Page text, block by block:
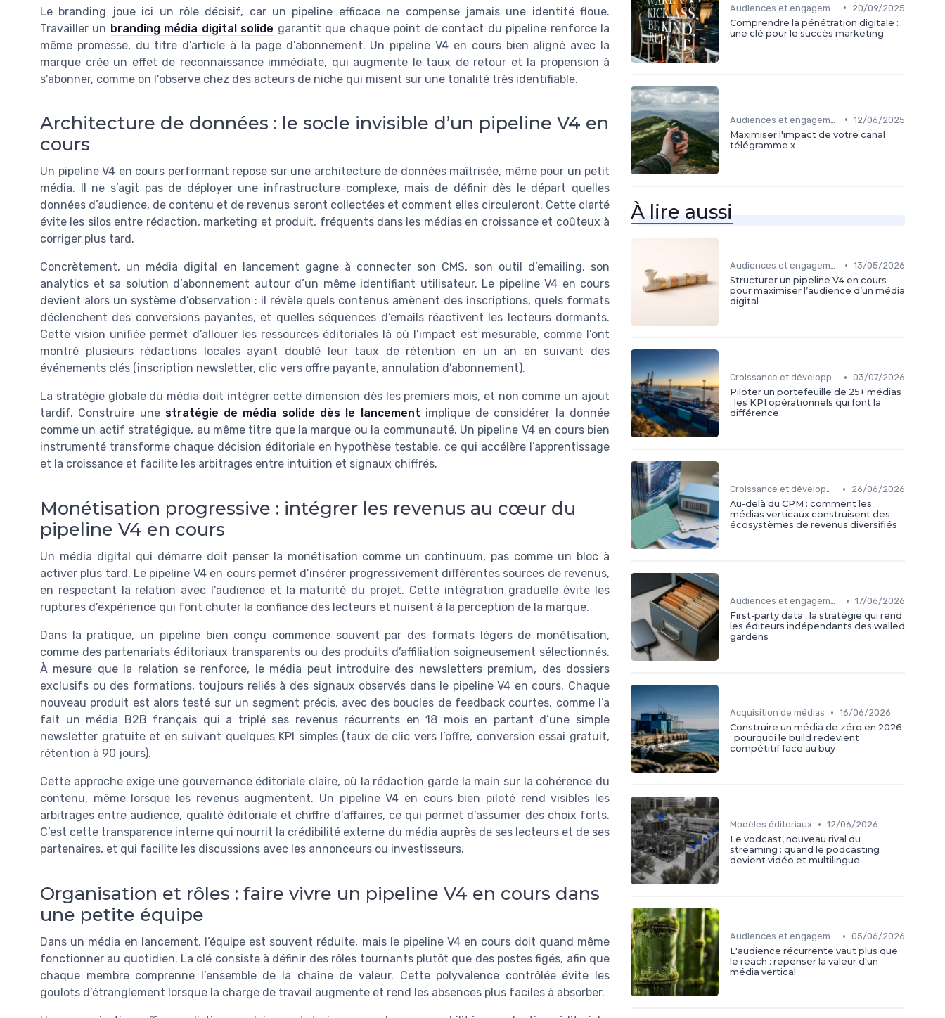
Le branding joue ici un rôle décisif, car un pipeline efficace ne compense jamais une identité floue.
Travailler un branding média digital solide garantit que chaque point de contact du pipeline renforce la
même promesse, du titre d’article à la page d’abonnement. Un pipeline V4 en cours bien aligné avec la
marque crée un effet de reconnaissance immédiate, qui augmente le taux de retour et la propension à
s’abonner, comme on l’observe chez des acteurs de niche qui misent sur une tonalité très identifiable.
Architecture de données : le socle invisible d’un pipeline V4 en
cours
Un pipeline V4 en cours performant repose sur une architecture de données maîtrisée, même pour un petit
média. Il ne s’agit pas de déployer une infrastructure complexe, mais de définir dès le départ quelles
données d’audience, de contenu et de revenus seront collectées et comment elles circuleront. Cette clarté
évite les silos entre rédaction, marketing et produit, fréquents dans les médias en croissance et coûteux à
corriger plus tard.
Concrètement, un média digital en lancement gagne à connecter son CMS, son outil d’emailing, son
analytics et sa solution d’abonnement autour d’un même identifiant utilisateur. Le pipeline V4 en cours
devient alors un système d’observation : il révèle quels contenus amènent des inscriptions, quels formats
déclenchent des conversions payantes, et quelles séquences d’emails réactivent les lecteurs dormants.
Cette vision unifiée permet d’allouer les ressources éditoriales là où l’impact est mesurable, comme l’ont
montré plusieurs rédactions locales ayant doublé leur taux de rétention en un an en suivant des
événements clés (inscription newsletter, clic vers offre payante, annulation d’abonnement).
La stratégie globale du média doit intégrer cette dimension dès les premiers mois, et non comme un ajout
tardif. Construire une stratégie de média solide dès le lancement implique de considérer la donnée
comme un actif stratégique, au même titre que la marque ou la communauté. Un pipeline V4 en cours bien
instrumenté transforme chaque décision éditoriale en hypothèse testable, ce qui accélère l’apprentissage
et la croissance et facilite les arbitrages entre intuition et signaux chiffrés.
Monétisation progressive : intégrer les revenus au cœur du
pipeline V4 en cours
Un média digital qui démarre doit penser la monétisation comme un continuum, pas comme un bloc à
activer plus tard. Le pipeline V4 en cours permet d’insérer progressivement différentes sources de revenus,
en respectant la relation avec l’audience et la maturité du projet. Cette intégration graduelle évite les
ruptures d’expérience qui font chuter la confiance des lecteurs et nuisent à la perception de la marque.
Dans la pratique, un pipeline bien conçu commence souvent par des formats légers de monétisation,
comme des partenariats éditoriaux transparents ou des produits d’affiliation soigneusement sélectionnés.
À mesure que la relation se renforce, le média peut introduire des newsletters premium, des dossiers
exclusifs ou des formations, toujours reliés à des signaux observés dans le pipeline V4 en cours. Chaque
nouveau produit est alors testé sur un segment précis, avec des boucles de feedback courtes, comme l’a
fait un média B2B français qui a triplé ses revenus récurrents en 18 mois en partant d’une simple
newsletter gratuite et en suivant quelques KPI simples (taux de clic vers l’offre, conversion essai gratuit,
rétention à 90 jours).
Cette approche exige une gouvernance éditoriale claire, où la rédaction garde la main sur la cohérence du
contenu, même lorsque les revenus augmentent. Un pipeline V4 en cours bien piloté rend visibles les
arbitrages entre audience, qualité éditoriale et chiffre d’affaires, ce qui permet d’assumer des choix forts.
C’est cette transparence interne qui nourrit la crédibilité externe du média auprès de ses lecteurs et de ses
partenaires, et qui facilite les discussions avec les annonceurs ou investisseurs.
Organisation et rôles : faire vivre un pipeline V4 en cours dans
une petite équipe
Dans un média en lancement, l’équipe est souvent réduite, mais le pipeline V4 en cours doit quand même
fonctionner au quotidien. La clé consiste à définir des rôles tournants plutôt que des postes figés, afin que
chaque membre comprenne l’ensemble de la chaîne de valeur. Cette polyvalence contrôlée évite les
goulots d’étranglement lorsque la charge de travail augmente et rend les absences plus faciles à absorber.
•
20/09/2025
Comprendre la pénétration digitale :
une clé pour le succès marketing
• 12/06/2025
Maximiser l'impact de votre canal
télégramme x
À lire aussi
Audiences et engagement • 13/05/2026
Structurer un pipeline V4 en cours
pour maximiser l’audience d’un média
digital
Croissance et développement • 03/07/2026
Piloter un portefeuille de 25+ médias
: les KPI opérationnels qui font la
différence
Croissance et développement •
26/06/2026
Au-delà du CPM : comment les
médias verticaux construisent des
écosystèmes de revenus diversifiés
Audiences et engagement • 17/06/2026
First-party data : la stratégie qui rend
les éditeurs indépendants des walled
gardens
Acquisition de médias • 16/06/2026
Construire un média de zéro en 2026
: pourquoi le build redevient
compétitif face au buy
Modèles éditoriaux • 12/06/2026
Le vodcast, nouveau rival du
streaming : quand le podcasting
devient vidéo et multilingue
Audiences et engagement • 05/06/2026
L'audience récurrente vaut plus que
le reach : repenser la valeur d'un
média vertical